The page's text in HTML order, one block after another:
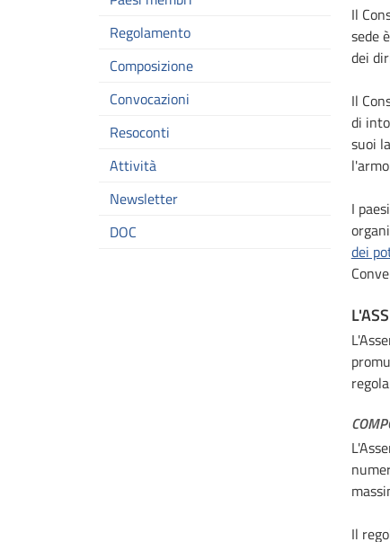
Regolamento
Composizione
Convocazioni
Resoconti
Attività
Newsletter
DOC
Il
sede
dei
Il
di
suoi
I
dei
Il